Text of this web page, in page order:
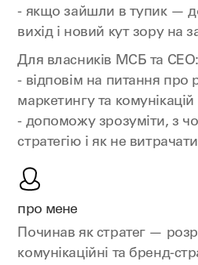
- якщо зайшли в тупик —
вихід і новий кут зору на
Для власників МСБ та CEO:
- відповім на питання про
маркетингу та
- допоможу зрозуміти, з
стратегію і як не
про мене
Починав як стратег —
комунікаційні та бренд-